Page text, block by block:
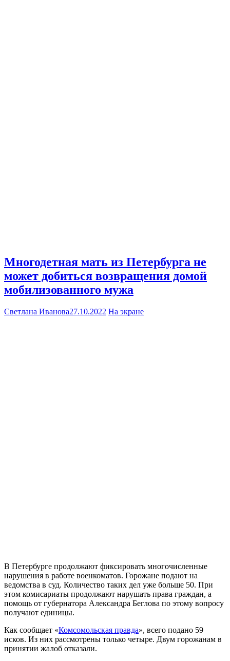
Многодетная мать из Петербурга не
может добиться возвращения домой
мобилизованного мужа
Светлана Иванова27.10.2022 На экране
В Петербурге продолжают фиксировать многочисленные
нарушения в работе военкоматов. Горожане подают на
ведомства в суд. Количество таких дел уже больше 50. При
этом комисариаты продолжают нарушать права граждан, а
помощь от губернатора Александра Беглова по этому вопросу
получают единицы.
Как сообщает «Комсомольская правда», всего подано 59
исков. Из них рассмотрены только четыре. Двум горожанам в
принятии жалоб отказали.